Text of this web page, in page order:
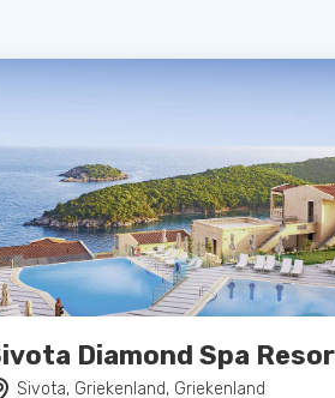
Diamond Spa
Sivota, Griekenland, Griekenland